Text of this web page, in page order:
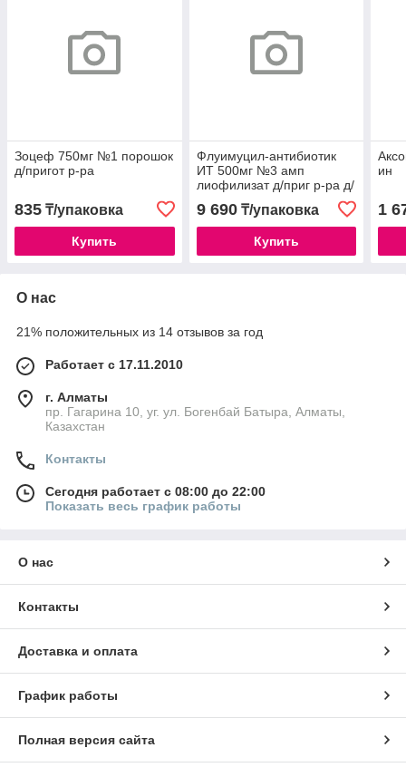
Зоцеф 750мг №1 порошок
д/пригот р-ра
835 ₸/упаковка
Купить
Флуимуцил-антибиотик
ИТ 500мг №3 амп
лиофилизат д/приг р-ра д/
9 690₸/упаковка
Купить
ин
1
О нас
21% положительных из 14 отзывов за год
Работает с 17.11.2010
г. Алматы
пр. Гагарина 10, уг. ул. Богенбай Батыра, Алматы,
Казахстан
Контакты
Сегодня работает с 08:00 до 22:00
Показать весь график работы
О нас
Контакты
Доставка и оплата
График работы
Полная версия сайта